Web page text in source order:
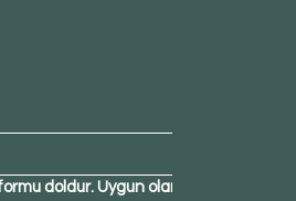
doldur. Uygun olan